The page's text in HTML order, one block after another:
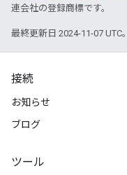
連会社の登録商標です。
最終更新日 2024-11-07 UTC。
接続
お知らせ
ブログ
ツール